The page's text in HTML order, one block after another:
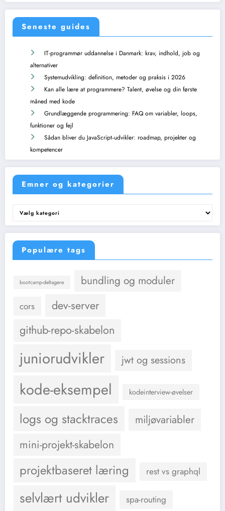
Seneste guides
IT-programmør uddannelse i Danmark: krav, indhold, job og
alternativer
Systemudvikling: definition, metoder og praksis i 2026
Kan alle lære at programmere? Talent, øvelse og din første
måned med kode
Grundlæggende programmering: FAQ om variabler, loops,
funktioner og fejl
Sådan bliver du JavaScript‑udvikler: roadmap, projekter og
kompetencer
Emner og kategorier
kategorier
Populære tags
bootcamp-deltagere bundling og moduler
cors
dev-server
github-repo-skabelon
juniorudvikler jwt og sessions
kode-eksempel kodeinterview-øvelser
logs og stacktraces miljøvariabler
mini-projekt-skabelon
projektbaseret læring rest vs graphql
selvlært udvikler spa-routing